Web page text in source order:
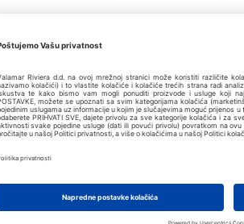
IZVJEŠTAJI
MB) Preuzmi